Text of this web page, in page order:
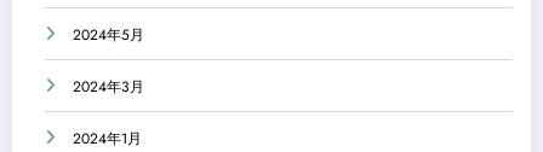
2024年5月
2024年3月
2024年1月